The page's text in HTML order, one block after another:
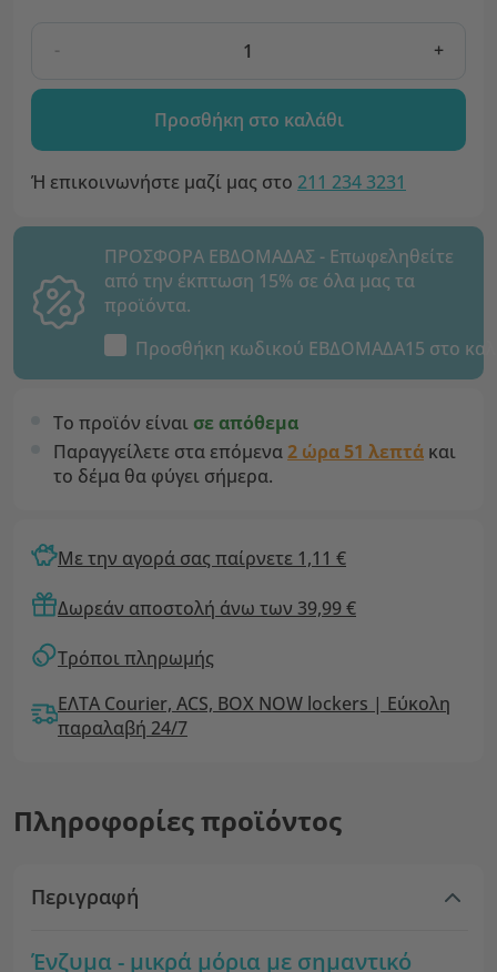
- +
Προσθήκη στο καλάθι
Ή επικοινωνήστε μαζί μας στο 211 234 3231
ΠΡΟΣΦΟΡΑ ΕΒΔΟΜΑΔΑΣ - Επωφεληθείτε
από την έκπτωση 15% σε όλα μας τα
προϊόντα.
Προσθήκη κωδικού ΕΒΔΟΜΑΔΑ15 στο
Το προϊόν είναι σε απόθεμα
Παραγγείλετε στα επόμενα2 ώρα 51 λεπτά και
το δέμα θα φύγει σήμερα.
Με την αγορά σας παίρνετε 1,11 €
Δωρεάν αποστολή άνω των 39,99 €
Τρόποι πληρωμής
ΕΛΤΑ Courier, ACS, BOX NOW lockers | Εύκολη
παραλαβή 24/7
Πληροφορίες προϊόντος
Περιγραφή
Ένζυμα - μικρά μόρια με σημαντικό